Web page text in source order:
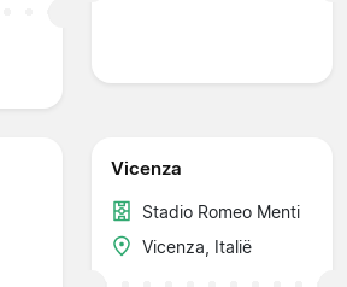
Vicenza
Stadio Romeo Menti
Vicenza, Italië